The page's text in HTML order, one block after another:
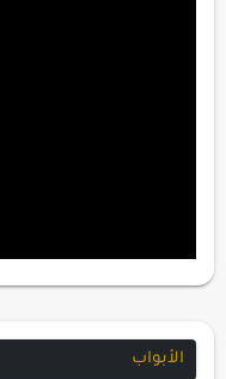
الأبواب